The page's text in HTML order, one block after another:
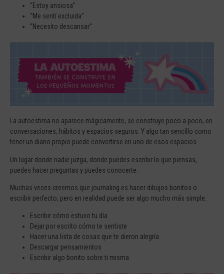
“Estoy ansiosa”
“Me sentí excluida”
“Necesito descansar”
La autoestima no aparece mágicamente, se construye poco a poco, en
conversaciones, hábitos y espacios seguros. Y algo tan sencillo como
tener un diario propio puede convertirse en uno de esos espacios.
Un lugar donde nadie juzga, donde puedes escribir lo que piensas,
puedes hacer preguntas y puedes conocerte.
Muchas veces creemos que journaling es hacer dibujos bonitos o
escribir perfecto, pero en realidad puede ser algo mucho más simple:
Escribir cómo estuvo tu día
Dejar por escrito cómo te sentiste
Hacer una lista de cosas que te dieron alegría
Descargar pensamientos
Escribir algo bonito sobre ti misma